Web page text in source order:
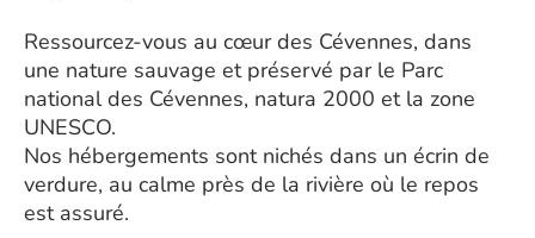
Ressourcez-vous au cœur des Cévennes, dans
une nature sauvage et préservé par le Parc
national des Cévennes, natura 2000 et la zone
UNESCO.
Nos hébergements sont nichés dans un écrin de
verdure, au calme près de la rivière où le repos
est assuré.